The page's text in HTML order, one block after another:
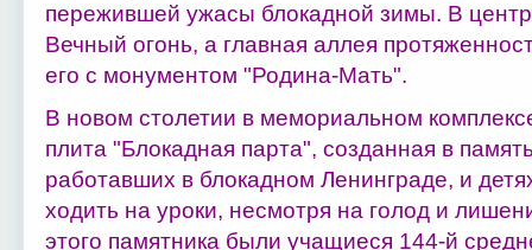
пережившей ужасы блокадной зимы. В
Вечный огонь, а главная аллея
его с монументом "Родина-Мать".
В новом столетии в мемориальном
плита "Блокадная парта", созданная в
работавших в блокадном Ленинграде, и
ходить на уроки, несмотря на голод и
этого памятника были учащиеся 144-й